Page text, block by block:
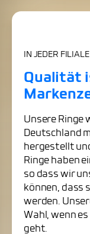
IN JEDER FILIALE
Qualität
Unsere Ringe
Deutschland
hergestellt
Ringe haben
so dass wir
können, dass
werden.
Wahl, wenn
geht.